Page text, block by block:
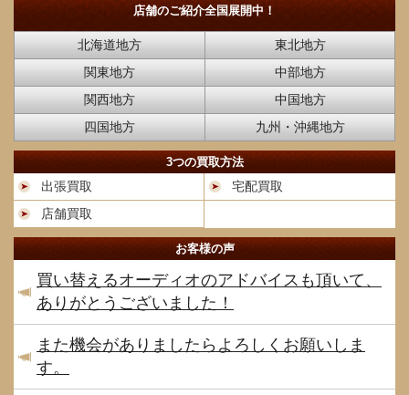
店舗のご紹介全国展開中！
北海道地方
東北地方
関東地方
中部地方
関西地方
中国地方
四国地方
九州・沖縄地方
3つの買取方法
出張買取
宅配買取
店舗買取
お客様の声
買い替えるオーディオのアドバイスも頂いて、
ありがとうございました！
また機会がありましたらよろしくお願いしま
す。